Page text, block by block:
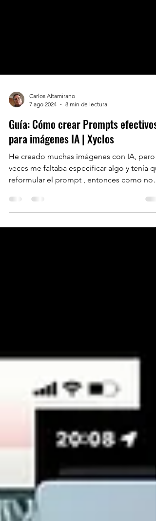
7 ago 2024
8 min de lectura
Guía: Cómo crear Prompts efectivos
para imágenes IA | Xyclos
He creado muchas imágenes con IA, pero a
veces me faltaba especificar algo y tenía
reformular el prompt , entonces como no